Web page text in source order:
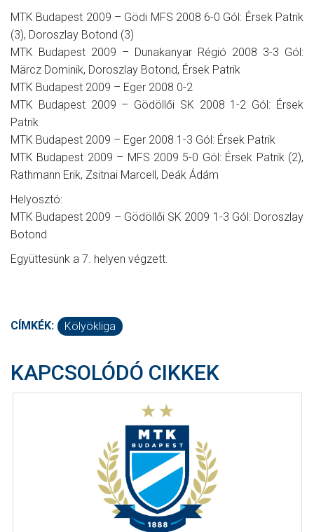
MTK Budapest 2009 – Gödi MFS 2008 6-0 Gól: Érsek Patrik
(3), Doroszlay Botond (3)
MTK Budapest 2009 – Dunakanyar Régió 2008 3-3 Gól:
Märcz Dominik, Doroszlay Botond, Érsek Patrik
MTK Budapest 2009 – Eger 2008 0-2
MTK Budapest 2009 – Gödöllői SK 2008 1-2 Gól: Érsek
Patrik
MTK Budapest 2009 – Eger 2008 1-3 Gól: Érsek Patrik
MTK Budapest 2009 – MFS 2009 5-0 Gól: Érsek Patrik (2),
Rathmann Erik, Zsitnai Marcell, Deák Ádám
Helyosztó:
MTK Budapest 2009 – Gödöllői SK 2009 1-3 Gól: Doroszlay
Botond
Együttesünk a 7. helyen végzett.
CÍMKÉK: Kölyökliga
KAPCSOLÓDÓ CIKKEK